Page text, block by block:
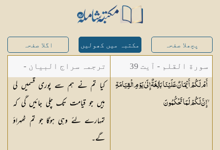
پچھلا صفحہ مکتبہ میں کھولیں اگلا صفحہ
سورة القلم - آیت 39
أَمْ لَكُمْ أَيْمَانٌ عَلَيْنَا بَالِغَةٌ إِلَىٰ يَوْمِ الْقِيَامَةِ
ۙ إِنَّ لَكُمْ لَمَاتَحْكُمُونَ
ترجمہ سراج البیان -
مستفاد از ترجمتین
شاہ عبدالقادر دھلوی/
شاہ رفیع الدین دھلوی
کیا تم نے ہم سے پوری قسمیں لی
ہیں جو قیامت تک چلی جائیں گی کہ
تمہارے لئے وہی ہوگا جو تم ٹھہراؤ
گے۔